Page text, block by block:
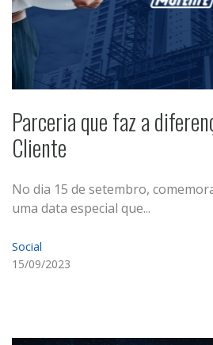
Parceria que faz a
Cliente
No dia 15 de setembro,
uma data especial que...
Social
15/09/2023